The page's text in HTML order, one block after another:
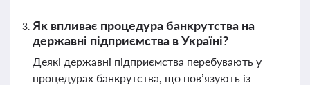
Як впливає процедура банкрутства на
державні підприємства в Україні?
Деякі державні підприємства перебувають у
процедурах банкрутства, що пов’язують із